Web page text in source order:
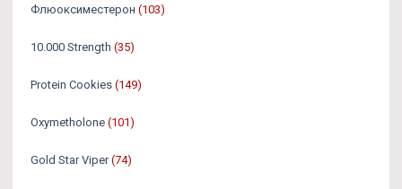
Флюоксиместерон (103)
10.000 Strength (35)
Protein Cookies (149)
Oxymetholone (101)
Gold Star Viper (74)